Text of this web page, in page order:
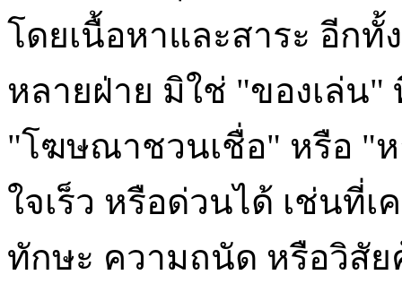
โดยเนื้อหาและสาระ อีก
หลายฝ่าย มิใช่ "ของเล่น
"โฆษณาชวนเชื่อ" หรือ "ห
ใจเร็ว หรือด่วนได้ เช่นที่
ทักษะ ความถนัด หรือวิสั